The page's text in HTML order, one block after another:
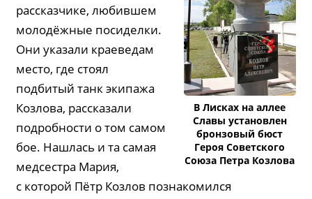
В Лисках на аллее
Славы установлен
бронзовый бюст
Героя Советского
Союза Петра Козлова
рассказчике, любившем
молодёжные посиделки.
Они указали краеведам
место, где стоял
подбитый танк экипажа
Козлова, рассказали
подробности о том самом
бое. Нашлась и та самая
медсестра Мария,
с которой Пётр Козлов познакомился